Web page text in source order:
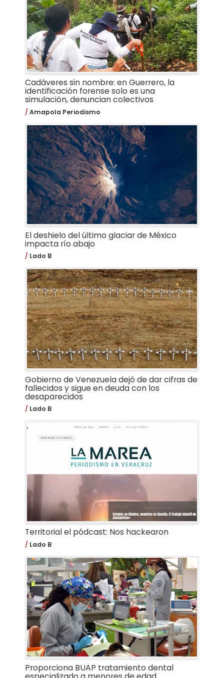
Cadáveres sin nombre: en Guerrero, la
identificación forense solo es una
simulación, denuncian colectivos
Amapola Periodismo
El deshielo del último glaciar de México
impacta río abajo
Lado B
Gobierno de Venezuela dejó de dar cifras de
fallecidos y sigue en deuda con los
desaparecidos
Lado B
Territorial el pódcast: Nos hackearon
Lado B
Proporciona BUAP tratamiento dental